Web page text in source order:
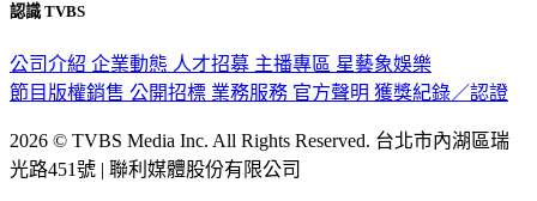
認識 TVBS
公司介紹 企業動態 人才招募 主播專區 星藝象娛樂
節目版權銷售 公開招標 業務服務 官方聲明 獲獎紀錄／認證
2026 © TVBS Media Inc. All Rights Reserved. 台北市內湖區瑞
光路451號 | 聯利媒體股份有限公司